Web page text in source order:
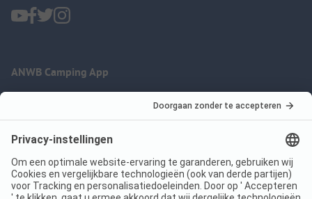
ANWB Camping App
Imprint
Voorwaarden